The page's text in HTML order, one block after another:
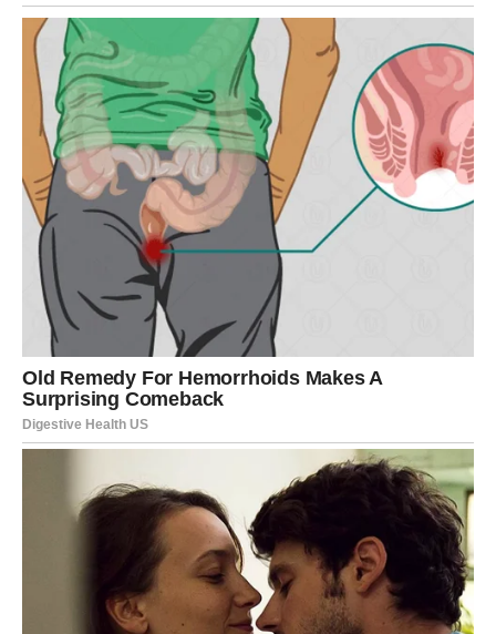
Subota te stavlja u centar pažnje. Ako si u vezi, želiš
romantiku i posebne gestove. Ako ih ne dobiješ, možeš
se osetiti zapostavljeno. Pre nego što se naljutiš – zapitaj
se da li si jasno rekao šta ti treba.
Slobodni Lavovi zrače harizmom. Moguć je flert koji
prerasta u nešto ozbiljnije. Veče je posebno magično za
nove početke.
DEVICA
Ti danas analiziraš svaku sitnicu, ali srce ti želi
jednostavnost. Ako si u vezi, nemoj tražiti greške tamo
gde ih nema. Partner možda daje više nego što
primećuješ.
Slobodne Device mogu upoznati osobu koja deluje
stabilno i pouzdano. Nije spektakularno na prvi pogled, ali